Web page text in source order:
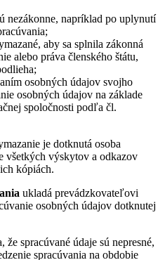
nezákonne, napríklad po uplynutí
aby sa splnila zákonná
alebo práva členského štátu,
osobných údajov svojho
osobných údajov na základe
spoločnosti podľa čl.
je dotknutá osoba
všetkých výskytov a odkazov
kópiách.
ukladá prevádzkovateľovi
osobných údajov dotknutej
že spracúvané údaje sú nepresné,
spracúvania na obdobie